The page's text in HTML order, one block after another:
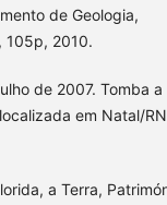
de Geologia,
105p, 2010.
de 2007. Tomba a
em Natal/
a Terra,